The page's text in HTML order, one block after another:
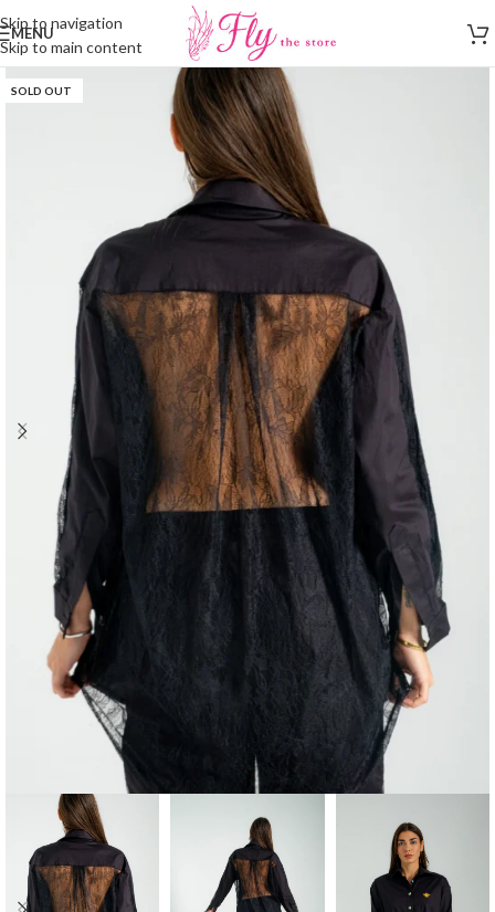
Skip to navigation
Skip to main content
MENU
SOLD OUT